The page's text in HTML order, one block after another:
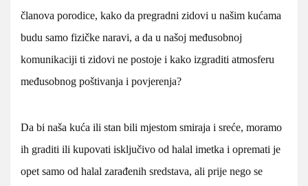
članova porodice, kako da pregradni zidovi u našim kućama
budu samo fizičke naravi, a da u našoj međusobnoj
komunikaciji ti zidovi ne postoje i kako izgraditi atmosferu
međusobnog poštivanja i povjerenja?
Da bi naša kuća ili stan bili mjestom smiraja i sreće, moramo
ih graditi ili kupovati isključivo od halal imetka i opremati je
opet samo od halal zarađenih sredstava, ali prije nego se